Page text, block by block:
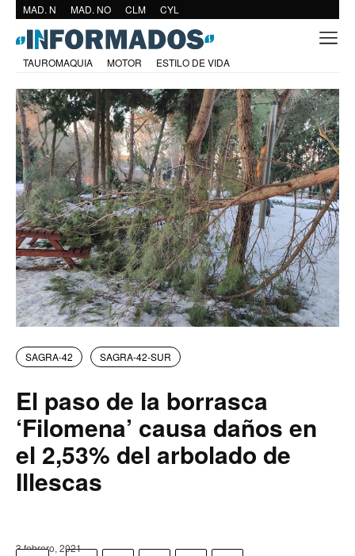
MAD. N MAD. NO CLM CYL
TAUROMAQUIA MOTOR ESTILO DE VIDA
SAGRA-42 SAGRA-42-SUR
El paso de la borrasca
‘Filomena’ causa daños en
el 2,53% del arbolado de
Illescas
3 febrero, 2021